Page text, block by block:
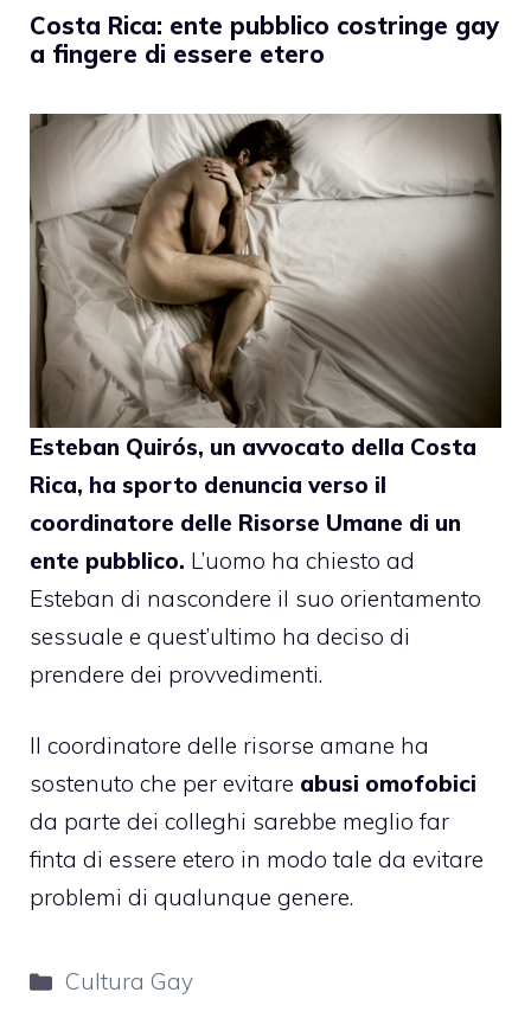
Costa Rica: ente pubblico costringe gay
a fingere di essere etero
Esteban Quirós, un avvocato della Costa
Rica, ha sporto denuncia verso il
coordinatore delle Risorse Umane di un
ente pubblico. L’uomo ha chiesto ad
Esteban di nascondere il suo orientamento
sessuale e quest’ultimo ha deciso di
prendere dei provvedimenti.
Il coordinatore delle risorse amane ha
sostenuto che per evitare abusi omofobici
da parte dei colleghi sarebbe meglio far
finta di essere etero in modo tale da evitare
problemi di qualunque genere.
Categorie
Cultura Gay